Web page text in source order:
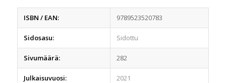
ISBN / EAN: 9789523520783
Sidosasu: Sidottu
Sivumäärä: 282
Julkaisuvuosi: 2021